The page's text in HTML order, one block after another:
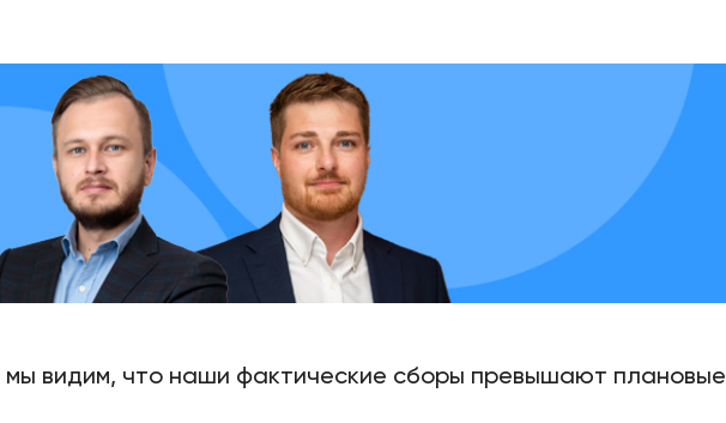
мы видим, что наши фактические сборы превышают плановые